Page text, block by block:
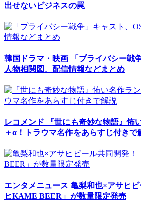
出せないビジネスの罠
韓国ドラマ・映画 「プライバシー戦
人物相関図、配信情報などまとめ
レコメンド 『世にも奇妙な物語』怖
＋α！トラウマ名作をあらすじ付きで
エンタメニュース 亀梨和也×アサヒ
ヒKAME BEER」が数量限定発売